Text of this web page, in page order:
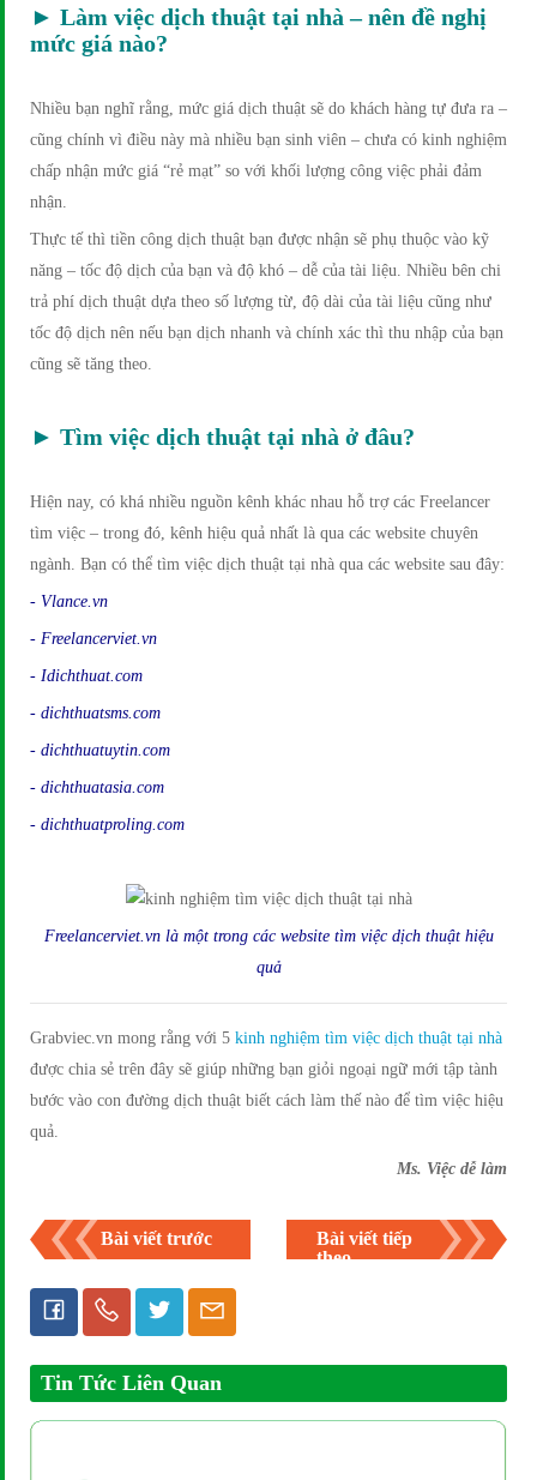
► Làm việc dịch thuật tại nhà – nên đề nghị
mức giá nào?
Nhiều bạn nghĩ rằng, mức giá dịch thuật sẽ do khách hàng tự đưa ra –
cũng chính vì điều này mà nhiều bạn sinh viên – chưa có kinh nghiệm
chấp nhận mức giá “rẻ mạt” so với khối lượng công việc phải đảm
nhận.
Thực tế thì tiền công dịch thuật bạn được nhận sẽ phụ thuộc vào kỹ
năng – tốc độ dịch của bạn và độ khó – dễ của tài liệu. Nhiều bên chi
trả phí dịch thuật dựa theo số lượng từ, độ dài của tài liệu cũng như
tốc độ dịch nên nếu bạn dịch nhanh và chính xác thì thu nhập của bạn
cũng sẽ tăng theo.
► Tìm việc dịch thuật tại nhà ở đâu?
Hiện nay, có khá nhiều nguồn kênh khác nhau hỗ trợ các Freelancer
tìm việc – trong đó, kênh hiệu quả nhất là qua các website chuyên
ngành. Bạn có thể tìm việc dịch thuật tại nhà qua các website sau đây:
- Vlance.vn
- Freelancerviet.vn
- Idichthuat.com
- dichthuatsms.com
- dichthuatuytin.com
- dichthuatasia.com
- dichthuatproling.com
Freelancerviet.vn là một trong các website tìm việc dịch thuật hiệu
quả
Grabviec.vn mong rằng với 5 kinh nghiệm tìm việc dịch thuật tại nhà
được chia sẻ trên đây sẽ giúp những bạn giỏi ngoại ngữ mới tập tành
bước vào con đường dịch thuật biết cách làm thế nào để tìm việc hiệu
quả.
Ms. Việc dễ làm
Bài viết trước
Bài viết tiếp
theo
Tin Tức Liên Quan